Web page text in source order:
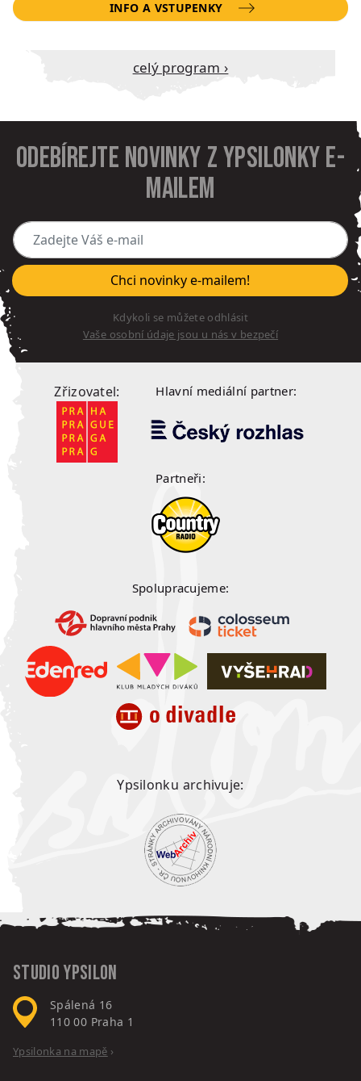
INFO A VSTUPENKY
Celý program ›
Odebírejte novinky z Ypsilonky e-
mailem
Zadejte Váš e-mail
Chci novinky e-mailem!
Kdykoli se můžete odhlásit
Vaše osobní údaje jsou u nás v bezpečí
Zřizovatel: Hlavní mediální partner:
Partneři:
Spolupracujeme:
Ypsilonku archivuje:
Studio Ypsilon
Spálená 16
110 00 Praha 1
Ypsilonka na mapě ›